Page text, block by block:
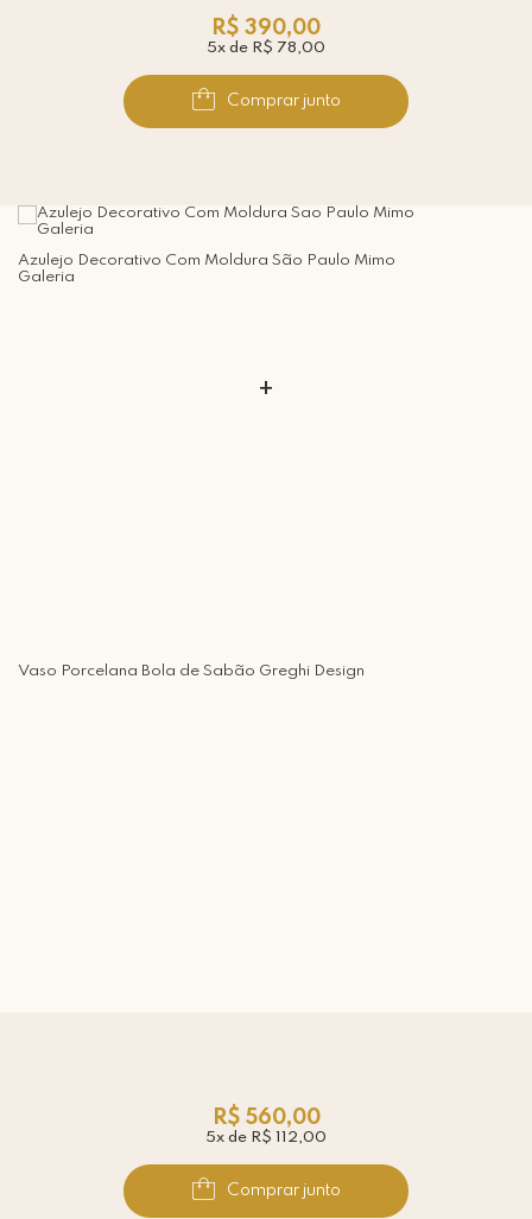
R$ 390,00
5x de R$ 78,00
Comprar junto
Azulejo Decorativo Com Moldura São Paulo Mimo
Galeria
+
Vaso Porcelana Bola de Sabão Greghi Design
R$ 560,00
5x de R$ 112,00
Comprar junto